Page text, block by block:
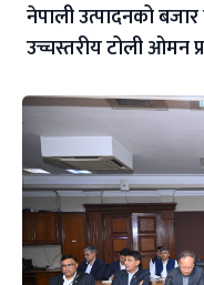
नेपाली उत्पादनको बजार
उच्चस्तरीय टोली ओमन